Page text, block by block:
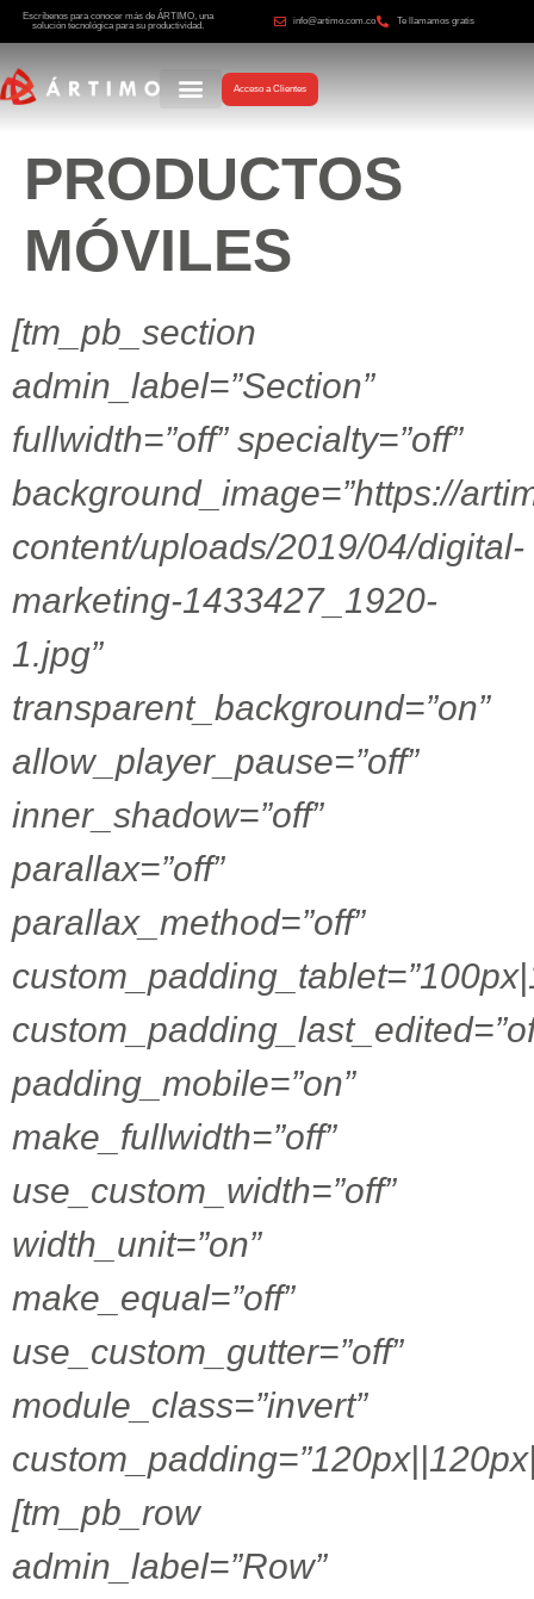
Escríbenos para conocer más de ÁRTIMO, una
solución tecnológica para su productividad.
info@artimo.com.co Te llamamos gratis
Acceso a Clientes
PRODUCTOS
MÓVILES
[tm_pb_section
admin_label=”Section”
fullwidth=”off” specialty=”off”
background_image=”https://
content/uploads/2019/04/digital-
marketing-1433427_1920-
1.jpg”
transparent_background=”on”
allow_player_pause=”off”
inner_shadow=”off”
parallax=”off”
parallax_method=”off”
padding_mobile=”on”
make_fullwidth=”off”
use_custom_width=”off”
width_unit=”on”
make_equal=”off”
use_custom_gutter=”off”
module_class=”invert”
[tm_pb_row
admin_label=”Row”